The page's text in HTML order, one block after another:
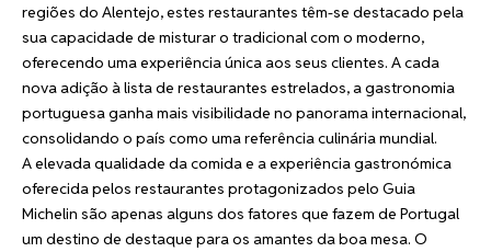
regiões do Alentejo, estes restaurantes têm-se destacado pela
sua capacidade de misturar o tradicional com o moderno,
oferecendo uma experiência única aos seus clientes. A cada
nova adição à lista de restaurantes estrelados, a gastronomia
portuguesa ganha mais visibilidade no panorama internacional,
consolidando o país como uma referência culinária mundial.
A elevada qualidade da comida e a experiência gastronómica
oferecida pelos restaurantes protagonizados pelo Guia
Michelin são apenas alguns dos fatores que fazem de Portugal
um destino de destaque para os amantes da boa mesa. O